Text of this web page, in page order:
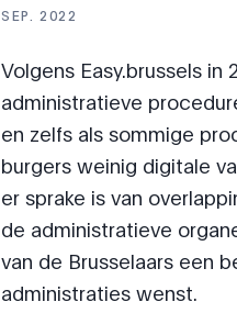
SEP. 2022
Volgens Easy.brussels in
administratieve
en zelfs als sommige
burgers weinig digitale
er sprake is van
de administratieve
van de Brusselaars een
administraties wenst.